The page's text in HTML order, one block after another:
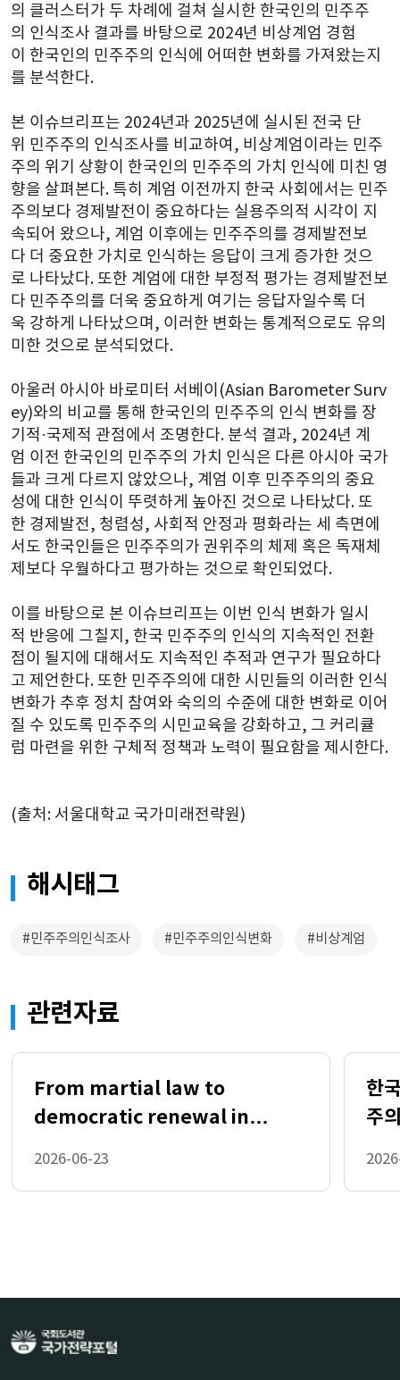
의 클러스터가 두 차례에 걸쳐 실시한 한국인의 민주주
의 인식조사 결과를 바탕으로 2024년 비상계엄 경험
이 한국인의 민주주의 인식에 어떠한 변화를 가져왔는지
를 분석한다.
본 이슈브리프는 2024년과 2025년에 실시된 전국 단
위 민주주의 인식조사를 비교하여, 비상계엄이라는 민주
주의 위기 상황이 한국인의 민주주의 가치 인식에 미친 영
향을 살펴본다. 특히 계엄 이전까지 한국 사회에서는 민주
주의보다 경제발전이 중요하다는 실용주의적 시각이 지
속되어 왔으나, 계엄 이후에는 민주주의를 경제발전보
다 더 중요한 가치로 인식하는 응답이 크게 증가한 것으
로 나타났다. 또한 계엄에 대한 부정적 평가는 경제발전보
다 민주주의를 더욱 중요하게 여기는 응답자일수록 더
욱 강하게 나타났으며, 이러한 변화는 통계적으로도 유의
미한 것으로 분석되었다.
아울러 아시아 바로미터 서베이(Asian Barometer Surv
ey)와의 비교를 통해 한국인의 민주주의 인식 변화를 장
기적·국제적 관점에서 조명한다. 분석 결과, 2024년 계
엄 이전 한국인의 민주주의 가치 인식은 다른 아시아 국가
들과 크게 다르지 않았으나, 계엄 이후 민주주의의 중요
성에 대한 인식이 뚜렷하게 높아진 것으로 나타났다. 또
한 경제발전, 청렴성, 사회적 안정과 평화라는 세 측면에
서도 한국인들은 민주주의가 권위주의 체제 혹은 독재체
제보다 우월하다고 평가하는 것으로 확인되었다.
이를 바탕으로 본 이슈브리프는 이번 인식 변화가 일시
적 반응에 그칠지, 한국 민주주의 인식의 지속적인 전환
점이 될지에 대해서도 지속적인 추적과 연구가 필요하다
고 제언한다. 또한 민주주의에 대한 시민들의 이러한 인식
변화가 추후 정치 참여와 숙의의 수준에 대한 변화로 이어
질 수 있도록 민주주의 시민교육을 강화하고, 그 커리큘
럼 마련을 위한 구체적 정책과 노력이 필요함을 제시한다.
(출처: 서울대학교 국가미래전략원)
해시태그
#민주주의인식조사 #민주주의인식변화 #비상계엄
관련자료
From martial law to
democratic renewal in
2026-06-23
한
주